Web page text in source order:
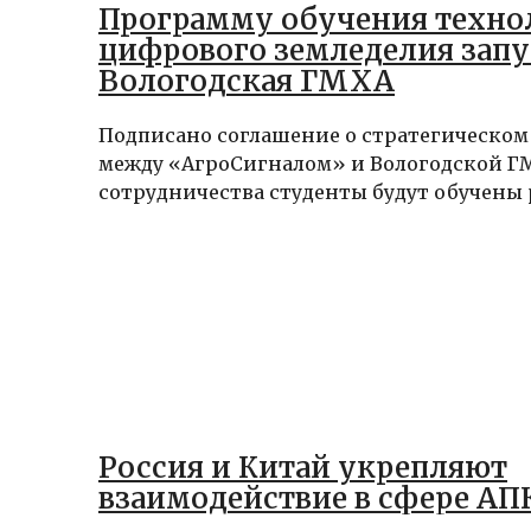
Программу обучения
цифрового земледелия
Вологодская ГМХА
Подписано соглашение о
между «АгроСигналом» и Вологодской
сотрудничества студенты будут обучены
Россия и Китай укрепляют
взаимодействие в сфере